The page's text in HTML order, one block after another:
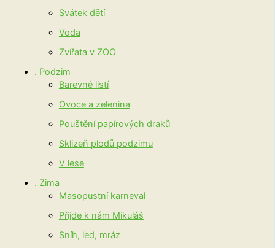
Svátek dětí
Voda
Zvířata v ZOO
. Podzim
Barevné listí
Ovoce a zelenina
Pouštění papírových draků
Sklizeň plodů podzimu
V lese
. Zima
Masopustní karneval
Přijde k nám Mikuláš
Sníh, led, mráz